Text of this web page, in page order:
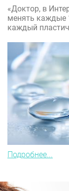
«Доктор, в
менять каждые
каждый
Подробнее...